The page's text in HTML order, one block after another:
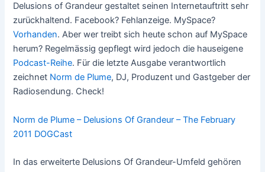
Delusions of Grandeur gestaltet seinen Internetauftritt sehr
zurückhaltend. Facebook? Fehlanzeige. MySpace?
Vorhanden. Aber wer treibt sich heute schon auf MySpace
herum? Regelmässig gepflegt wird jedoch die hauseigene
Podcast-Reihe. Für die letzte Ausgabe verantwortlich
zeichnet Norm de Plume, DJ, Produzent und Gastgeber der
Radiosendung. Check!
Norm de Plume – Delusions Of Grandeur – The February
2011 DOGCast
In das erweiterte Delusions Of Grandeur-Umfeld gehören